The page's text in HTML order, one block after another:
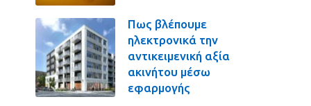
Πως βλέπουμε
ηλεκτρονικά την
αντικειμενική αξία
ακινήτου μέσω
εφαρμογής